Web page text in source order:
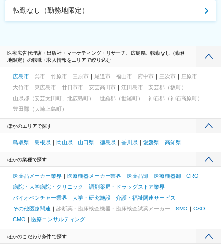
転勤なし（勤務地限定）
医療広告代理店・出版社・マーケティング・リサーチ、広島県、転勤なし（勤務
地限定）の転職・求人情報をエリアで絞り込む
広島市 呉市 竹原市 三原市 尾道市 福山市 府中市 三次市
庄原市
大竹市
東広島市 廿日市市 安芸高田市 江田島市
安芸郡（坂町）
山県郡（安芸太田町、北広島町）
世羅郡（世羅町）
神石郡（神石高原町）
豊田郡（大崎上島町）
ほかのエリアで探す
鳥取県 島根県 岡山県 山口県 徳島県 香川県 愛媛県 高知県
ほかの業種で探す
医薬品メーカー業界 医療機器メーカー業界 医薬品卸 医療機器卸
CRO
病院・大学病院・クリニック
調剤薬局・ドラッグストア業界
バイオベンチャー業界
大学・研究施設
介護・福祉関連サービス
その他医療関連
診断薬・臨床検査機器・臨床検査試薬メーカー SMO
CSO
CMO
医療コンサルティング
ほかのこだわり条件で探す